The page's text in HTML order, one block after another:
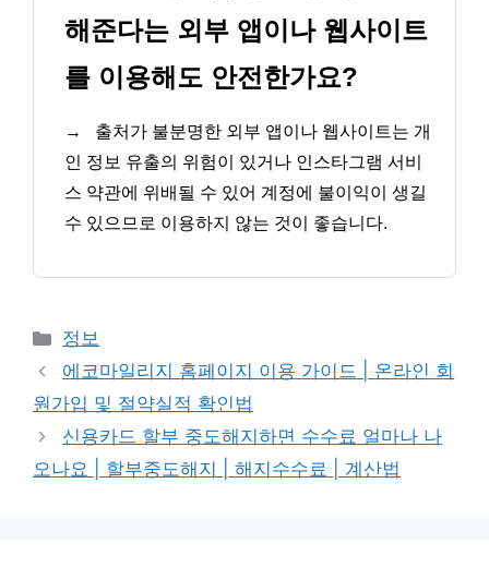
해준다는 외부 앱이나 웹사이트
를 이용해도 안전한가요?
→
출처가 불분명한 외부 앱이나 웹사이트는 개
인 정보 유출의 위험이 있거나 인스타그램 서비
스 약관에 위배될 수 있어 계정에 불이익이 생길
수 있으므로 이용하지 않는 것이 좋습니다.
카
테
리
정보
에코마일리지 홈페이지 이용 가이드 | 온라인 회
원가입 및 절약실적 확인법
신용카드 할부 중도해지하면 수수료 얼마나 나
오나요 | 할부중도해지 | 해지수수료 | 계산법